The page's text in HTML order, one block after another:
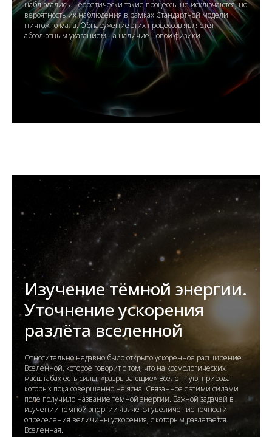
наблюдались. Теоретически такие процессы не исключаются, но
вероятность их наблюдения в рамках Стандартной модели
ничтожно мала. Обнаружение этих процессов является
абсолютным указанием на наличие новой физики.
Изучение тёмной энергии.
Уточнение ускорения
разлёта вселенной
Относительно недавно было открыто ускоренное расширение
Вселенной, которое говорит о том, что на космологических
масштабах есть силы, «разрывающие» Вселенную, природа
которых пока совершенно не ясна. Связанное с этими силами
поле получило название темной энергии. Важной задачей в
изучении тёмной энергии является увеличение точности
определения величины ускорения, с которым разлетается
Вселенная.